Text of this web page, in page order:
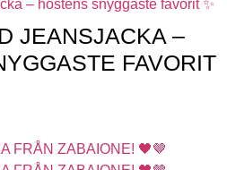
JEANSJACKA –
FAVORIT